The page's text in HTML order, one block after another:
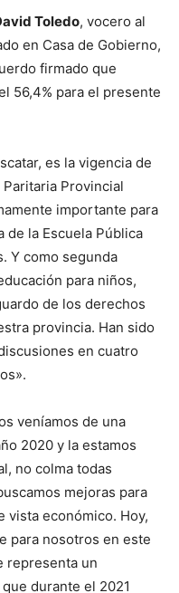
Toledo, vocero al
en Casa de Gobierno,
firmado que
56,4% para el presente
es la vigencia de
Provincial
importante para
de la Escuela Pública
Y como segunda
para niños,
de los derechos
provincia. Han sido
en cuatro
veníamos de una
2020 y la estamos
no colma todas
mejoras para
vista económico. Hoy,
para nosotros en este
representa un
durante el 2021